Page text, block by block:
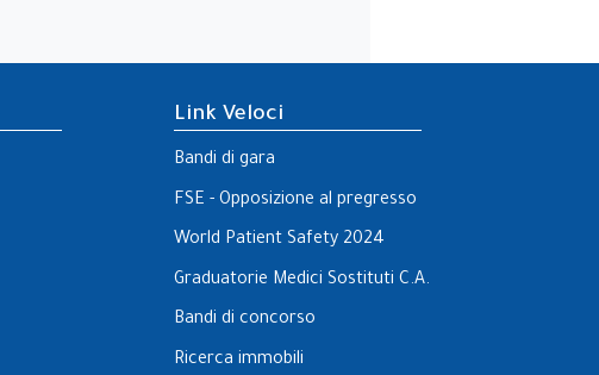
Link Veloci
Bandi di gara
FSE - Opposizione al pregresso
World Patient Safety 2024
Graduatorie Medici Sostituti C.A.
Bandi di concorso
Ricerca immobili